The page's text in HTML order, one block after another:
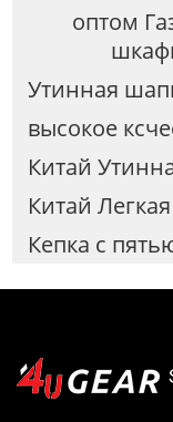
оптом
Утинная
высокое
Китай
Китай
Кепка с